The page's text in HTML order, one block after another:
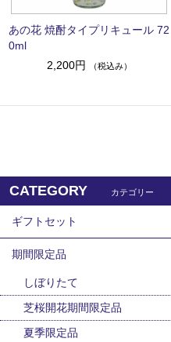
あの花 焼酎タイプリキュール 72
0ml
2,200円
（税込み）
CATEGORY カテゴリー
ギフトセット
期間限定品
しぼりたて
芝桜開花期間限定品
夏季限定品